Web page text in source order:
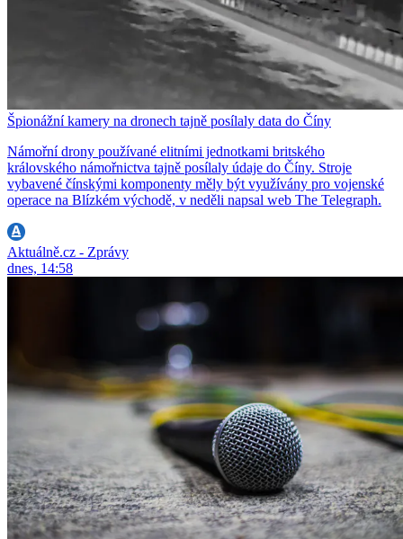
Špionážní kamery na dronech tajně posílaly data do Číny
Námořní drony používané elitními jednotkami britského
královského námořnictva tajně posílaly údaje do Číny. Stroje
vybavené čínskými komponenty měly být využívány pro vojenské
operace na Blízkém východě, v neděli napsal web The Telegraph.
Aktuálně.cz - Zprávy
dnes, 14:58